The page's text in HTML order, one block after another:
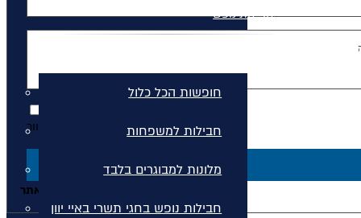
חבילות נופש
חופשות הכל כלול
חבילות למשפחות
מלונות למבוגרים בלבד
חבילות נופש בחגי תשרי באיי יוון
הצטרפות לרשימת דיוור.
שלח!
המפורסמת באתר